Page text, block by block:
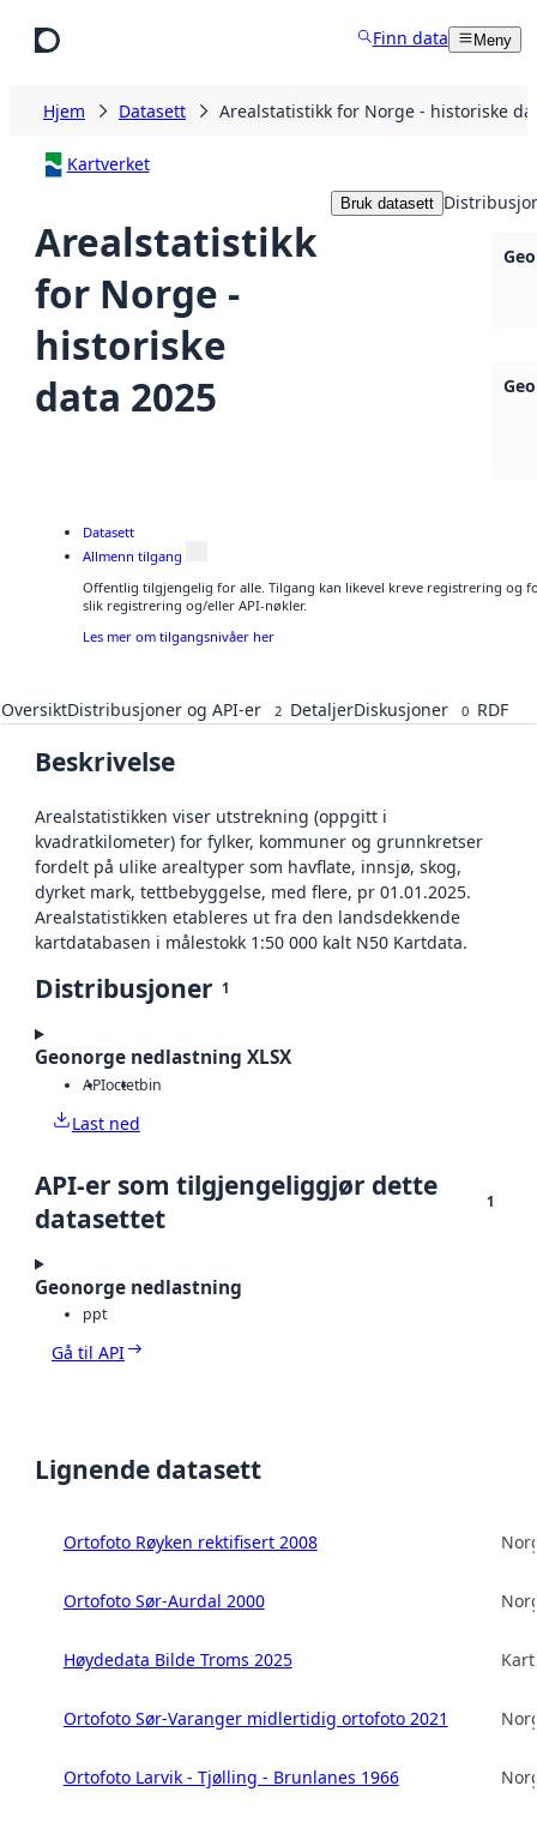
Finn data Meny
Hjem Datasett Arealstatistikk for Norge - historiske
Kartverket
Arealstatistikk
for Norge -
historiske
data 2025
Bruk datasett
Datasett
Allmenn tilgang
Offentlig tilgjengelig for alle. Tilgang kan likevel kreve registrering og
slik registrering og/eller API-nøkler.
Les mer om tilgangsnivåer her
OversiktDistribusjoner og API-er 2 DetaljerDiskusjoner 0 RDF
Beskrivelse
Arealstatistikken viser utstrekning (oppgitt i
kvadratkilometer) for fylker, kommuner og grunnkretser
fordelt på ulike arealtyper som havflate, innsjø, skog,
dyrket mark, tettbebyggelse, med flere, pr 01.01.2025.
Arealstatistikken etableres ut fra den landsdekkende
kartdatabasen i målestokk 1:50 000 kalt N50 Kartdata.
Distribusjoner 1
Geonorge nedlastning XLSX
APIoctetbin
Last ned
API-er som tilgjengeliggjør dette
datasettet
1
Geonorge nedlastning
ppt
Gå til API
Lignende datasett
Ortofoto Røyken rektifisert 2008
Ortofoto Sør-Aurdal 2000
Høydedata Bilde Troms 2025
Ortofoto Sør-Varanger midlertidig ortofoto 2021
Ortofoto Larvik - Tjølling - Brunlanes 1966